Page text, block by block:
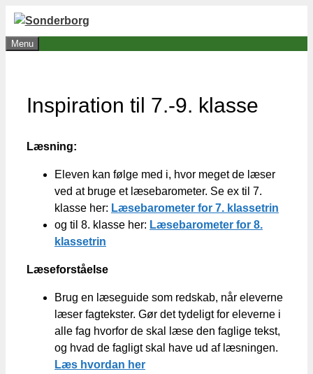
Hop
indhold
Menu
Inspiration til 7.-9. klasse
Læsning:
Eleven kan følge med i, hvor meget de læser
ved at bruge et læsebarometer. Se ex til 7.
klasse her: Læsebarometer for 7. klassetrin
og til 8. klasse her: Læsebarometer for 8.
klassetrin
Læseforståelse
Brug en læseguide som redskab, når eleverne
læser fagtekster. Gør det tydeligt for eleverne i
alle fag hvorfor de skal læse den faglige tekst,
og hvad de fagligt skal have ud af læsningen.
Læs hvordan her